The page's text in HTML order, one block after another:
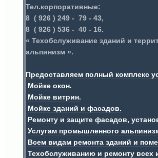
Тел.корпоративные:
8 ( 926 ) 249 - 79 - 43,
8 ( 926 ) 536 - 40 - 16.
« Техобслуживание зданий и
альпинизм ».
Предоставляем полный комплекс
Мойке окон.
Мойке витрин.
Мойке зданий и фасадов.
Ремонту и защите фасадов,
Услугам промышленного
Всем видам ремонта зданий и
Техобслуживанию и ремонту всех